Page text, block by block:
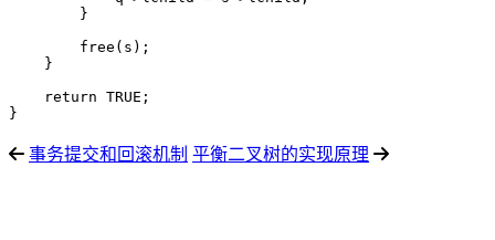
        }
        free(s);
    }
    return TRUE;
}
事务提交和回滚机制 平衡二叉树的实现原理